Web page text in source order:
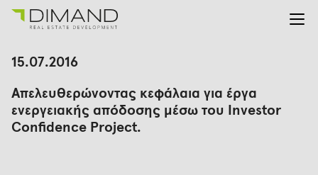
Για εμάς
Επενδυτικές Σχέσεις
Νέα
15.07.2016
Απελευθερώνοντας κεφάλαια για έργα
ενεργειακής απόδοσης μέσω του Investor
Confidence Project.